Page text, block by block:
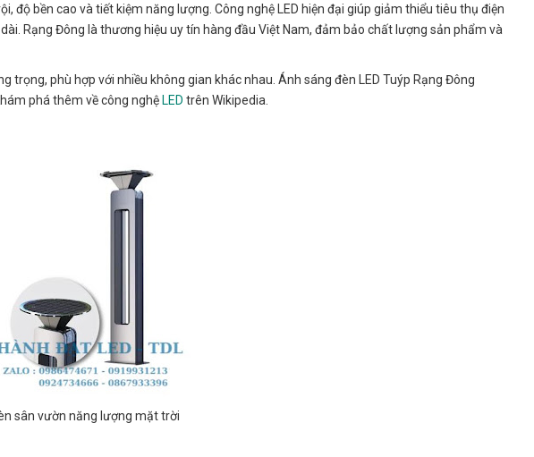
độ bền cao và tiết kiệm năng lượng. Công nghệ LED hiện đại giúp giảm thiểu tiêu thụ điện
Rạng Đông là thương hiệu uy tín hàng đầu Việt Nam, đảm bảo chất lượng sản phẩm và
trọng, phù hợp với nhiều không gian khác nhau. Ánh sáng đèn LED Tuýp Rạng Đông
phá thêm về công nghệ LED trên Wikipedia.
sân vườn năng lượng mặt trời